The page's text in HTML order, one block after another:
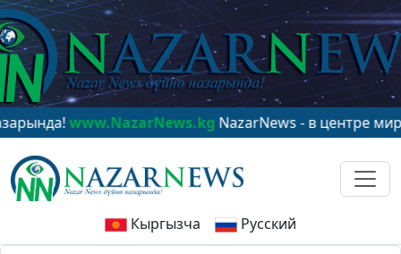
NazarNews - в центре мирового
Кыргызча Русский